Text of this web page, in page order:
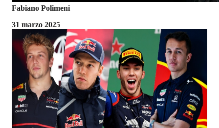
Fabiano Polimeni
31 marzo 2025